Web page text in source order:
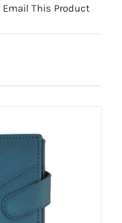
Email This Product